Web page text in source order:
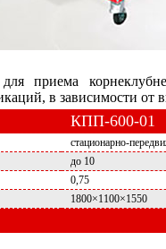
приема
в зависимости от
КПП-600-01
стационарно-
до 10
0,75
1800×1100×1550